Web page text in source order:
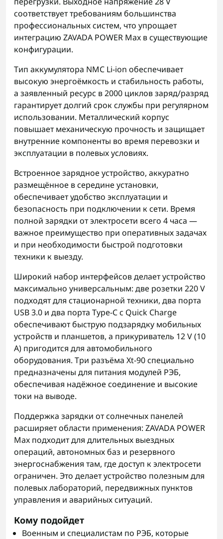
соответствует требованиям большинства
профессиональных систем, что упрощает
интеграцию ZAVADA POWER Max в существующие
конфигурации.
Тип аккумулятора NMC Li-ion обеспечивает
высокую энергоёмкость и стабильность работы,
а заявленный ресурс в 2000 циклов заряд/разряд
гарантирует долгий срок службы при регулярном
использовании. Металлический корпус
повышает механическую прочность и защищает
внутренние компоненты во время перевозки и
эксплуатации в полевых условиях.
Встроенное зарядное устройство, аккуратно
размещённое в середине установки,
обеспечивает удобство эксплуатации и
безопасность при подключении к сети. Время
полной зарядки от электросети всего 4 часа —
важное преимущество при оперативных задачах
и при необходимости быстрой подготовки
техники к выезду.
Широкий набор интерфейсов делает устройство
максимально универсальным: две розетки 220 V
подходят для стационарной техники, два порта
USB 3.0 и два порта Type-C с Quick Charge
обеспечивают быструю подзарядку мобильных
устройств и планшетов, а прикуриватель 12 V (10
A) пригодится для автомобильного
оборудования. Три разъёма Xt-90 специально
предназначены для питания модулей РЭБ,
обеспечивая надёжное соединение и высокие
токи на выводе.
Поддержка зарядки от солнечных панелей
расширяет области применения: ZAVADA POWER
Max подходит для длительных выездных
операций, автономных баз и резервного
энергоснабжения там, где доступ к электросети
ограничен. Это делает устройство полезным для
полевых лабораторий, передвижных пунктов
управления и аварийных ситуаций.
Кому подойдет
Военным и специалистам по РЭБ, которые